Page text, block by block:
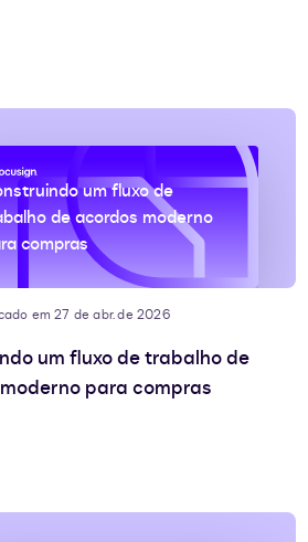
um fluxo de
de acordos moderno
compras
em 27 de abr. de 2026
um fluxo de trabalho de
para compras